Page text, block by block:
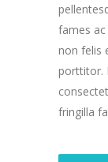
fames ac
non felis
porttitor.
fringilla